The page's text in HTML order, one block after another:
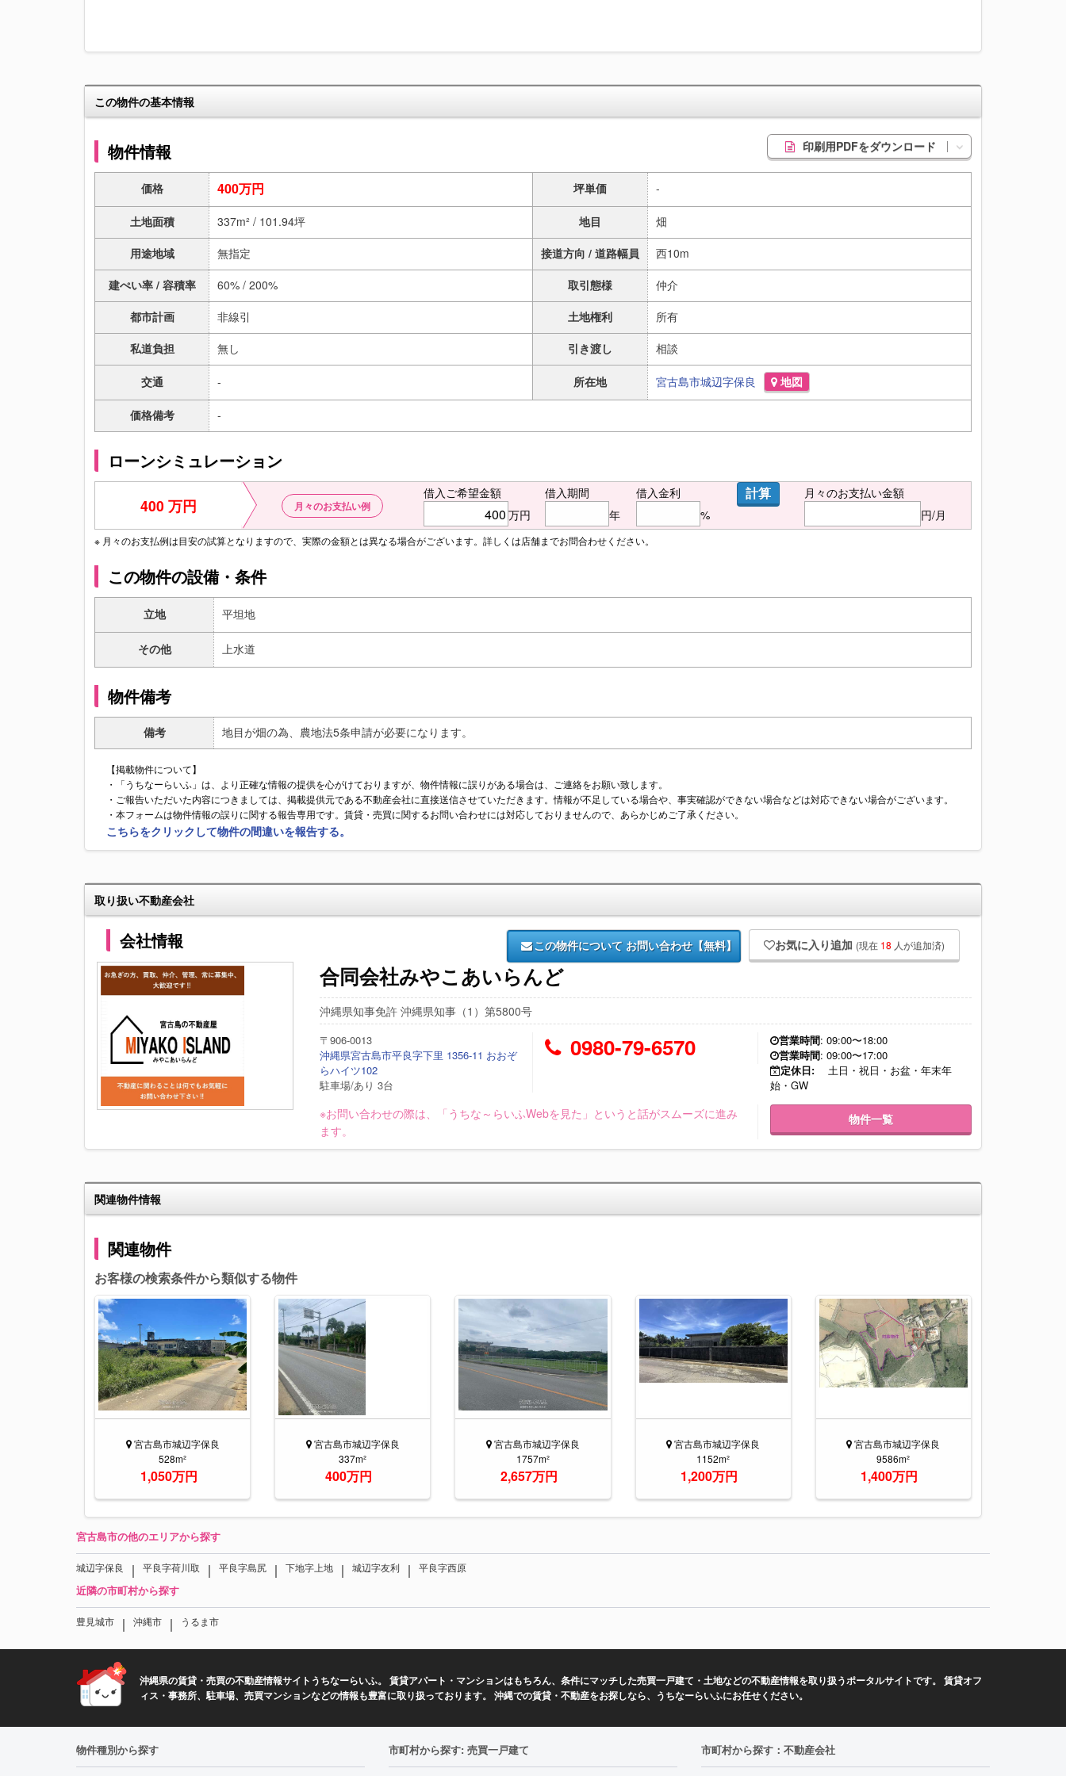
この物件の基本情報
物件情報 印刷用PDFをダウンロード
価格 400万円 坪単価 -
土地面積 337m² / 101.94坪 地目
畑
用途地域
無指定 接道方向 / 道路幅員
西10m
建ぺい率 / 容積率
60% / 200% 取引態様
仲介
都市計画
非線引 土地権利
所有
私道負担
無し 引き渡し 相談
交通 - 所在地 宮古島市城辺字保良 地図
価格備考 -
ローンシミュレーション
400 万円 月々のお支払い例
借入ご希望金額
万円
借入期間
年
借入金利
%
計算
月々のお支払い金額
円/月
※ 月々のお支払例は目安の試算となりますので、実際の金額とは異なる場合がございます。詳しくは店舗までお問合わせください。
この物件の設備・条件
立地 平坦地
その他 上水道
物件備考
備考 地目が畑の為、農地法5条申請が必要になります。
【掲載物件について】
・「うちなーらいふ」は、より正確な情報の提供を心がけておりますが、物件情報に誤りがある場合は、ご連絡をお願い致します。
・ご報告いただいた内容につきましては、掲載提供元である不動産会社に直接送信させていただきます。情報が不足している場合や、事実確認ができない場合などは対応できない場合がございます。
・本フォームは物件情報の誤りに関する報告専用です。賃貸・売買に関するお問い合わせには対応しておりませんので、あらかじめご了承ください。
こちらをクリックして物件の間違いを報告する。
取り扱い不動産会社
会社情報 この物件について お問い合わせ【無料】 お気に入り追加 (現在 18 人が追加済)
合同会社みやこあいらんど
沖縄県知事免許 沖縄県知事（1）第5800号
〒906-0013
沖縄県宮古島市平良字下里 1356-11 おおぞ
らハイツ102
駐車場/あり 3台
0980-79-6570 営業時間: 09:00〜18:00
営業時間: 09:00〜17:00
定休日:
土日・祝日・お盆・年末年
始・GW
※お問い合わせの際は、「うちな～らいふWebを見た」というと話がスムーズに進み
ます。
物件一覧
関連物件情報
関連物件
お客様の検索条件から類似する物件
宮古島市城辺字保良
528m²
1,050万円
宮古島市城辺字保良
337m²
400万円
宮古島市城辺字保良
1757m²
2,657万円
宮古島市城辺字保良
1152m²
1,200万円
宮古島市城辺字保良
9586m²
1,400万円
宮古島市の他のエリアから探す
城辺字保良 ｜ 平良字荷川取 ｜ 平良字島尻 ｜ 下地字上地 ｜ 城辺字友利 ｜ 平良字西原
近隣の市町村から探す
豊見城市 ｜ 沖縄市 ｜ うるま市
沖縄県の賃貸・売買の不動産情報サイトうちなーらいふ。 賃貸アパート・マンションはもちろん、条件にマッチした売買一戸建て・土地などの不動産情報を取り扱うポータルサイトです。 賃貸オフ
ィス・事務所、駐車場、売買マンションなどの情報も豊富に取り扱っております。 沖縄での賃貸・不動産をお探しなら、うちなーらいふにお任せください。
物件種別から探す 市町村から探す: 売買一戸建て 市町村から探す：不動産会社